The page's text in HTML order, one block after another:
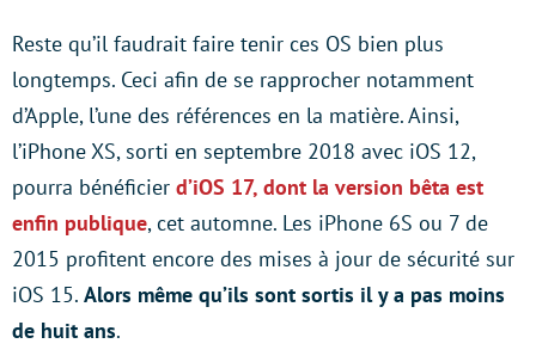
Reste qu’il faudrait faire tenir ces OS bien plus
longtemps. Ceci afin de se rapprocher notamment
d’Apple, l’une des références en la matière. Ainsi,
l’iPhone XS, sorti en septembre 2018 avec iOS 12,
pourra bénéficier d’iOS 17, dont la version bêta est
enfin publique, cet automne. Les iPhone 6S ou 7 de
2015 profitent encore des mises à jour de sécurité sur
iOS 15. Alors même qu’ils sont sortis il y a pas moins
de huit ans.